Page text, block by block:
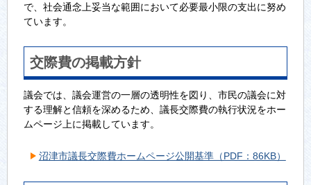
で、社会通念上妥当な範囲において必要最小限の支出に努め
ています。
交際費の掲載方針
議会では、議会運営の一層の透明性を図り、市民の議会に対
する理解と信頼を深めるため、議長交際費の執行状況をホー
ムページ上に掲載しています。
沼津市議長交際費ホームページ公開基準（PDF：86KB）